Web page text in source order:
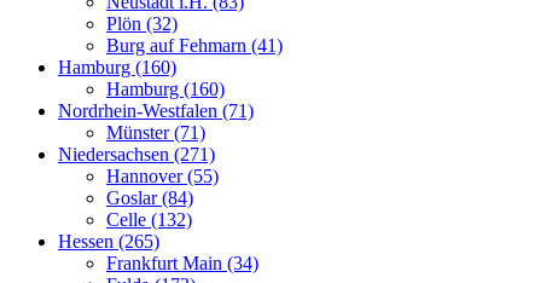
Plön (32)
Burg auf Fehmarn (41)
Hamburg (160)
Hamburg (160)
Nordrhein-Westfalen (71)
Münster (71)
Niedersachsen (271)
Hannover (55)
Goslar (84)
Celle (132)
Hessen (265)
Frankfurt Main (34)